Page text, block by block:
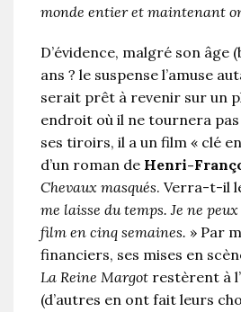
monde entier et maintenant
D’évidence, malgré son âge
ans ? le suspense l’amuse
serait prêt à revenir sur un
endroit où il ne tournera
ses tiroirs, il a un film « clé
d’un roman de Henri-
Chevaux masqués. Verra-t-il
me laisse du temps. Je ne
film en cinq semaines. » Par
financiers, ses mises en
La Reine Margot restèrent à
(d’autres en ont fait leurs